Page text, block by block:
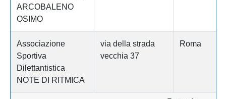
ARCOBALENO
OSIMO
Associazione
Sportiva
Dilettantistica
NOTE DI RITMICA
via della strada
vecchia 37
Roma